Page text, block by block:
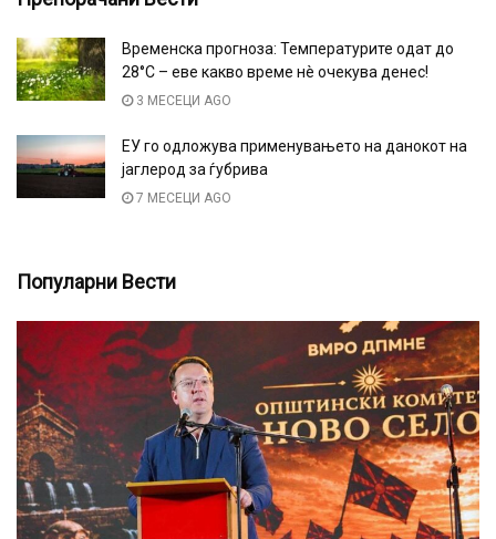
Временска прогноза: Температурите одат до
28°C – еве какво време нè очекува денес!
3 МЕСЕЦИ AGO
ЕУ го одложува применувањето на данокот на
јаглерод за ѓубрива
7 МЕСЕЦИ AGO
Популарни Вести